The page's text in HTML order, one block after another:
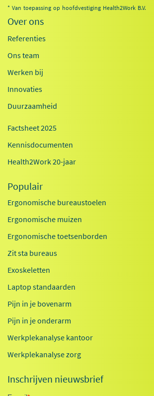
* Van toepassing op hoofdvestiging Health2Work B.V.
Over ons
Referenties
Ons team
Werken bij
Innovaties
Duurzaamheid
Factsheet 2025
Kennisdocumenten
Health2Work 20-jaar
Populair
Ergonomische bureaustoelen
Ergonomische muizen
Ergonomische toetsenborden
Zit sta bureaus
Exoskeletten
Laptop standaarden
Pijn in je bovenarm
Pijn in je onderarm
Werkplekanalyse kantoor
Werkplekanalyse zorg
Inschrijven nieuwsbrief